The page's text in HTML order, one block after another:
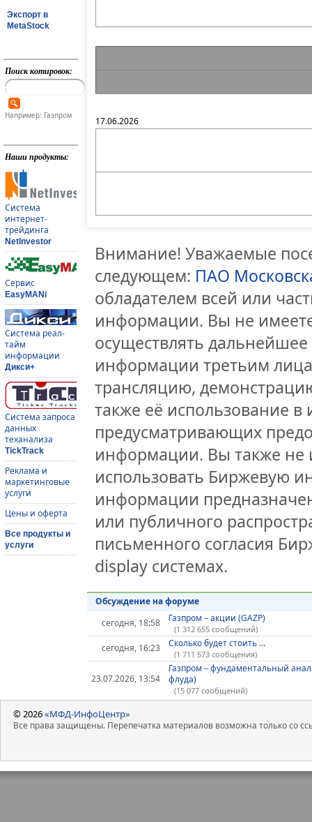
Экспорт в
MetaStock
Поиск котировок:
Например: Газпром
Наши продукты:
Система
интернет-
трейдинга
NetInvestor
Сервис
EasyMANi
Система реал-
тайм
информации
Дикси+
Система запроса
данных
теханализа
TickTrack
Реклама и
маркетинговые
услуги
Цены и оферта
Все продукты и
услуги
17.06.2026
Внимание! Уважаемые
следующем: ПАО
обладателем всей или
информации. Вы не
осуществлять
информации третьим
трансляцию,
также её использование
предусматривающих
информации. Вы также не
использовать Биржевую
информации
или публичного
письменного согласия
display системах.
Обсуждение на форуме
сегодня, 18:58
Газпром – акции (GAZP)
(1 312 655 сообщений)
сегодня, 16:23 Сколько будет стоить ...
(1 711 573 сообщения)
23.07.2026, 13:54
Газпром – фундаментальный
флуда)
(15 077 сообщений)
© 2026«МФД-ИнфоЦентр»
Все права защищены. Перепечатка материалов возможна только со